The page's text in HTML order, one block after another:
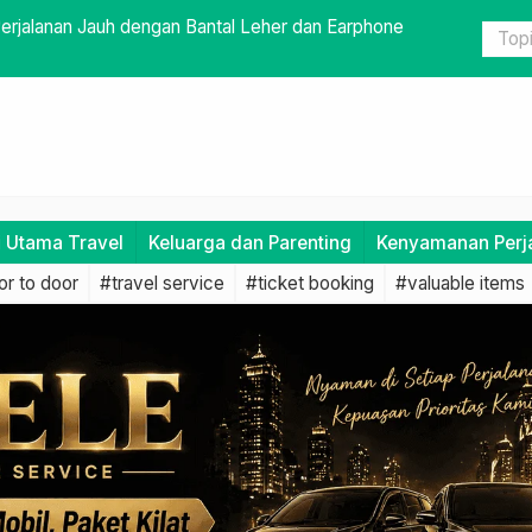
Tak Ada Barang yang Tertinggal Bahaya
Utama Travel Keluarga dan Parenting Kenyamanan
to door #travel service #ticket booking #valuable items